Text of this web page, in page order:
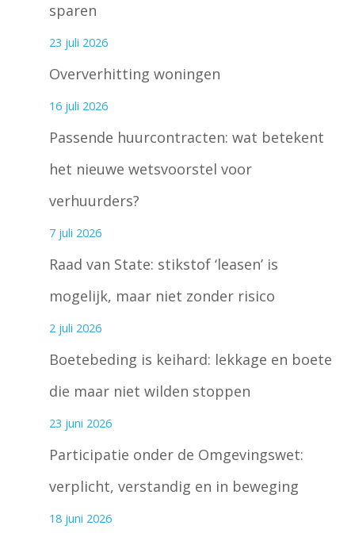
sparen
23 juli 2026
Oververhitting woningen
16 juli 2026
Passende huurcontracten: wat betekent
het nieuwe wetsvoorstel voor
verhuurders?
7 juli 2026
Raad van State: stikstof ‘leasen’ is
mogelijk, maar niet zonder risico
2 juli 2026
Boetebeding is keihard: lekkage en boete
die maar niet wilden stoppen
23 juni 2026
Participatie onder de Omgevingswet:
verplicht, verstandig en in beweging
18 juni 2026